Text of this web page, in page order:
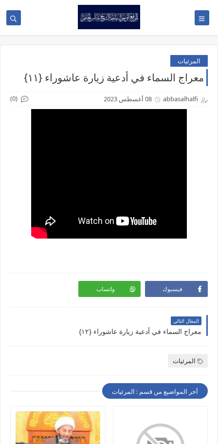
المرئيات
معراج السماء في أدعية زيارة عاشوراء {١١}
abbasalhalfi 08 أغسطس 2023 (0)
فيسبوك واتساب
المقال التالي
معراج السماء في أدعية زيارة عاشوراء {١٢}
المرئيات
أخر المواضيع من قسم : المرئيات